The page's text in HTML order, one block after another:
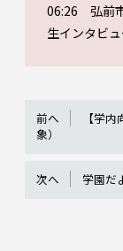
06:26 弘前
生インタビ
前へ
【学
象）
次へ 学園だ